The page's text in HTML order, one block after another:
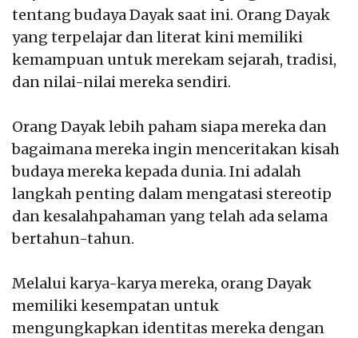
tentang budaya Dayak saat ini. Orang Dayak
yang terpelajar dan literat kini memiliki
kemampuan untuk merekam sejarah, tradisi,
dan nilai-nilai mereka sendiri.
Orang Dayak lebih paham siapa mereka dan
bagaimana mereka ingin menceritakan kisah
budaya mereka kepada dunia. Ini adalah
langkah penting dalam mengatasi stereotip
dan kesalahpahaman yang telah ada selama
bertahun-tahun.
Melalui karya-karya mereka, orang Dayak
memiliki kesempatan untuk
mengungkapkan identitas mereka dengan